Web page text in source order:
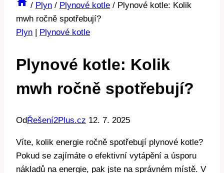
/ Plyn / Plynové kotle / Plynové kotle: Kolik
mwh ročně spotřebují?
Plyn
Plynové kotle
Plynové kotle: Kolik
mwh ročně spotřebují?
Od Řešení2Plus.cz 12. 7. 2025
Víte, kolik energie ročně spotřebují plynové kotle?
Pokud se zajímáte o efektivní vytápění a úsporu
nákladů na energie, pak jste na správném místě. V